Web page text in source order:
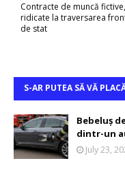
Contracte de muncă fictive,
ridicate la traversarea
de stat
S-AR PUTEA SĂ VĂ
Bebeluș
dintr-un
July 23,